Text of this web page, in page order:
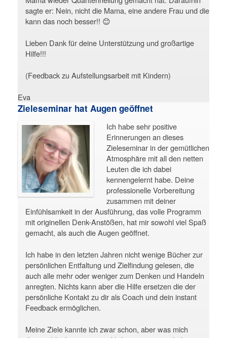
sagte er: Nein, nicht die Mama, eine andere Frau und die
kann das noch besser!! 😊
Lieben Dank für deine Unterstützung und großartige
Hilfe!!!
(Feedback zu Aufstellungsarbeit mit Kindern)
Eva
Zieleseminar hat Augen geöffnet
Ich habe sehr positive
Erinnerungen an dieses
Zieleseminar in der gemütlichen
Atmosphäre mit all den netten
Leuten die ich dabei
kennengelernt habe. Deine
professionelle Vorbereitung
zusammen mit deiner
Einfühlsamkeit in der Ausführung, das volle Programm
mit originellen Denk-Anstößen, hat mir sowohl viel Spaß
gemacht, als auch die Augen geöffnet.
Ich habe in den letzten Jahren nicht wenige Bücher zur
persönlichen Entfaltung und Zielfindung gelesen, die
auch alle mehr oder weniger zum Denken und Handeln
anregten. Nichts kann aber die Hilfe ersetzen die der
persönliche Kontakt zu dir als Coach und dein instant
Feedback ermöglichen.
Meine Ziele kannte ich zwar schon, aber was mich